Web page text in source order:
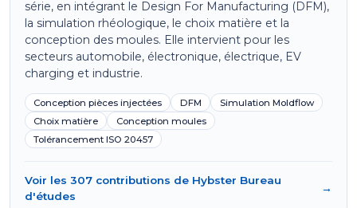
série, en intégrant le Design For Manufacturing (DFM),
la simulation rhéologique, le choix matière et la
conception des moules. Elle intervient pour les
secteurs automobile, électronique, électrique, EV
charging et industrie.
Conception pièces injectées DFM
Simulation Moldflow
Choix matière
Conception moules
Tolérancement ISO 20457
Voir les 307 contributions de Hybster Bureau
d'études
→